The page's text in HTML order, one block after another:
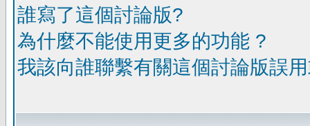
誰寫了這個討論版?
為什麼不能使用更多的功能 ?
我該向誰聯繫有關這個討論版誤